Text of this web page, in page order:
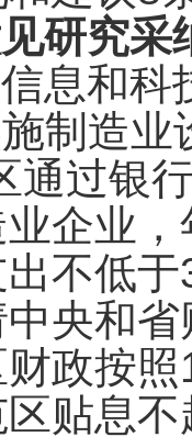
研究采
信息和
制造业
通过银
企业
不低
央和
政按
贴息